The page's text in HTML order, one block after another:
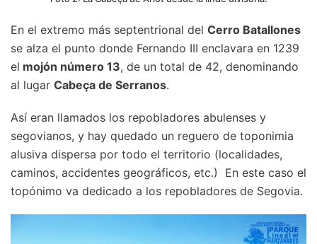
En el extremo más septentrional del Cerro Batallones
se alza el punto donde Fernando III enclavara en 1239
el mojón número 13, de un total de 42, denominando
al lugar Cabeça de Serranos.
Así eran llamados los repobladores abulenses y
segovianos, y hay quedado un reguero de toponimia
alusiva dispersa por todo el territorio (localidades,
caminos, accidentes geográficos, etc.) En este caso el
topónimo va dedicado a los repobladores de Segovia.